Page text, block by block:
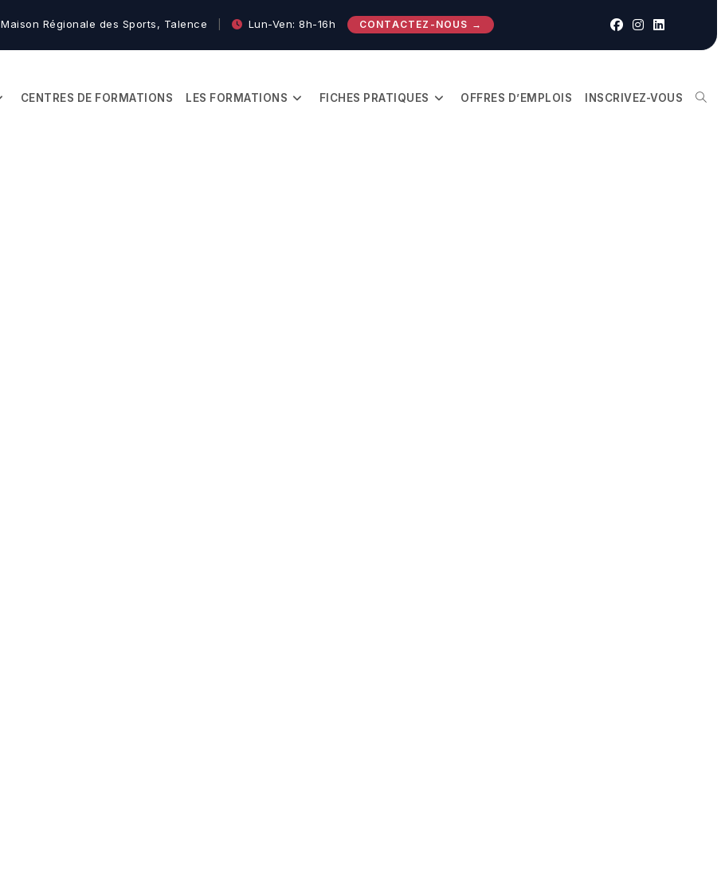
Maison Régionale des Sports, Talence Lun-Ven: 8h-16h CONTACTEZ-NOUS →
CENTRES DE FORMATIONS LES FORMATIONS FICHES PRATIQUES OFFRES D’EMPLOIS INSCRIVEZ-VOUS